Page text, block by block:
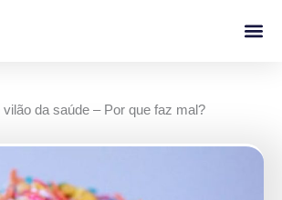
da saúde – Por que faz mal?